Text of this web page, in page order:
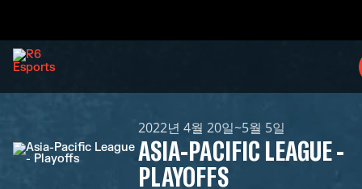
2022년 4월 20일~5월 5일
ASIA-PACIFIC LEAGUE -
PLAYOFFS